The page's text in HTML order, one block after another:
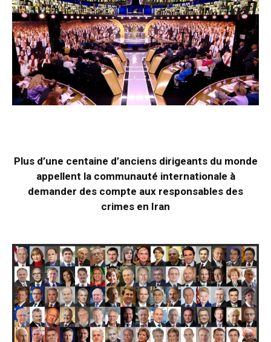
Plus d’une centaine d’anciens dirigeants du monde
appellent la communauté internationale à
demander des compte aux responsables des
crimes en Iran